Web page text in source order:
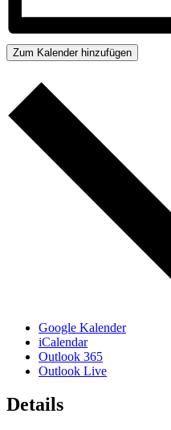
Zum Kalender hinzufügen
Google Kalender
iCalendar
Outlook 365
Outlook Live
Details